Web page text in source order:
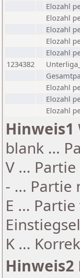
Elozahl
Elozahl
Elozahl
Elozahl
Elozahl
1234382
Elozahl
Elozahl
Elozahl
Hinweis1
blank ...
V ...
- ... Partie
E ...
K ...
Hinweis2